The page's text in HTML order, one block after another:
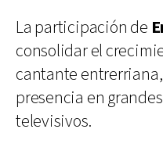
La participación de
consolidar el
cantante
presencia en
televisivos.